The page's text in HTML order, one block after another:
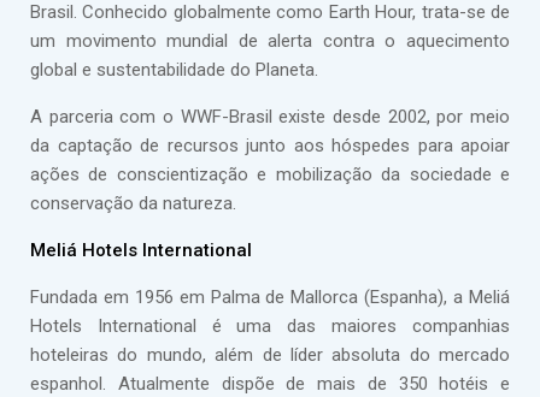
Brasil. Conhecido globalmente como Earth Hour, trata-se de
um movimento mundial de alerta contra o aquecimento
global e sustentabilidade do Planeta.
A parceria com o WWF-Brasil existe desde 2002, por meio
da captação de recursos junto aos hóspedes para apoiar
ações de conscientização e mobilização da sociedade e
conservação da natureza.
Meliá Hotels International
Fundada em 1956 em Palma de Mallorca (Espanha), a Meliá
Hotels International é uma das maiores companhias
hoteleiras do mundo, além de líder absoluta do mercado
espanhol. Atualmente dispõe de mais de 350 hotéis e